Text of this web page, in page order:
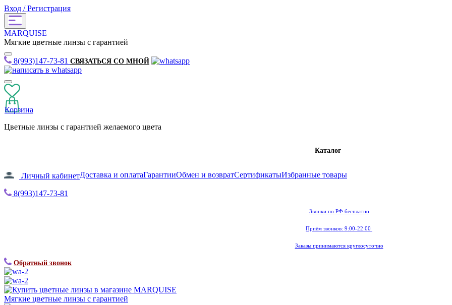
Вход / Регистрация
MARQUISE
Мягкие цветные линзы с гарантией
8(993)147-73-81 СВЯЗАТЬСЯ СО МНОЙ
Корзина
Цветные линзы с гарантией желаемого цвета
Каталог
Личный кабинетДоставка и оплатаГарантииОбмен и возвратСертификатыИзбранные товары
8(993)147-73-81
Звонки по РФ бесплатно
Приём звонков: 9:00-22:00
Заказы принимаются круглосуточно
Обратный звонок
Мягкие цветные линзы с гарантией